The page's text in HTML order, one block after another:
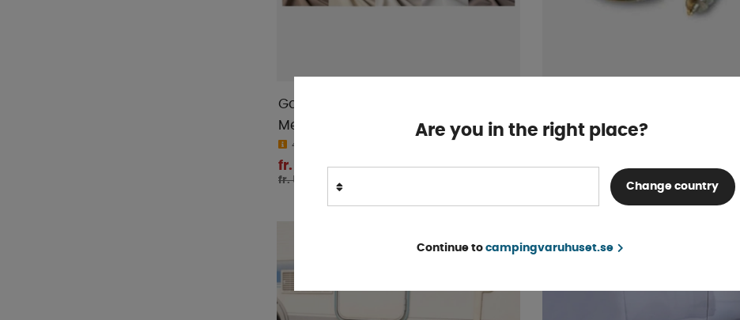
Gardintyg Premium 150 cm -
Metervara
4-9 dagar
fr. 537 kr
fr. 565 kr
75 kr KÖP!
Are you in the right place?
Change country
Continue to campingvaruhuset.se